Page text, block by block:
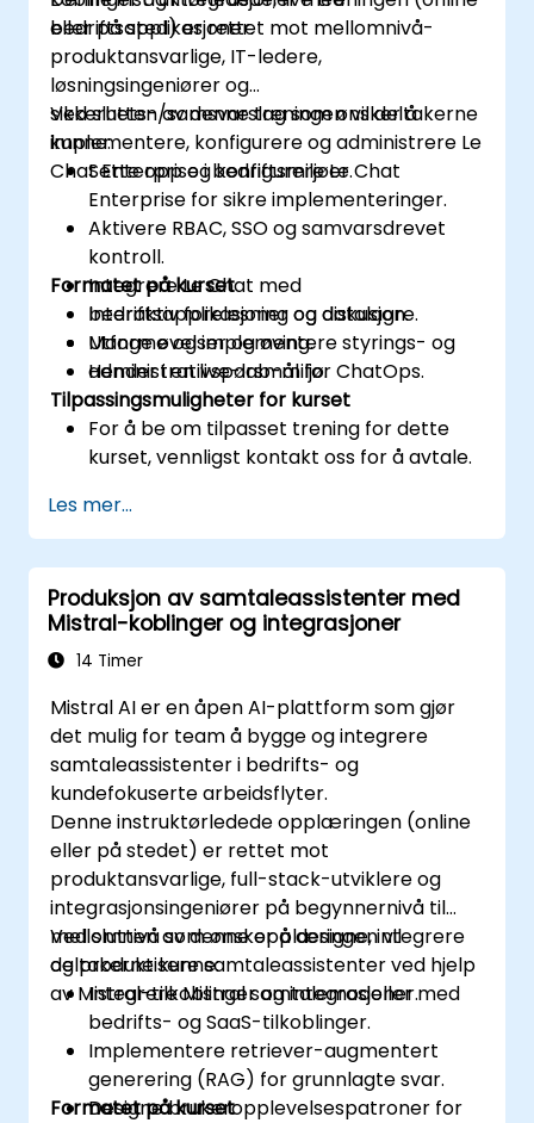
bedriftsapplikasjoner.
eller på sted) er rettet mot mellomnivå-
produktansvarlige, IT-ledere,
løsningsingeniører og
sikkerhets-/samsvarslag som ønsker å
implementere, konfigurere og administrere Le
Chat Enterprise i bedriftsmiljøer.
Ved slutten av denne treningen vil deltakerne
kunne:
Sette opp og konfigurere Le Chat
Enterprise for sikre implementeringer.
Aktivere RBAC, SSO og samvarsdrevet
kontroll.
Integrere Le Chat med
bedriftsapplikasjoner og datalagre.
Utforme og implementere styrings- og
administrativspørsmål for ChatOps.
Formatet på kurset
Interaktiv forelesning og diskusjon.
Mange øvelser og øving.
Hender i en live-lab-miljø.
Tilpassingsmuligheter for kurset
For å be om tilpasset trening for dette
kurset, vennligst kontakt oss for å avtale.
Les mer...
Produksjon av samtaleassistenter med
Mistral-koblinger og integrasjoner
14 Timer
Mistral AI er en åpen AI-plattform som gjør
det mulig for team å bygge og integrere
samtaleassistenter i bedrifts- og
kundefokuserte arbeidsflyter.
Denne instruktørledede opplæringen (online
eller på stedet) er rettet mot
produktansvarlige, full-stack-utviklere og
integrasjonsingeniører på begynnernivå til
mellomnivå som ønsker å designe, integrere
og produktisere samtaleassistenter ved hjelp
av Mistral-tilkoblinger og integrasjoner.
Ved slutten av denne opplæringen vil
deltakerne kunne:
Integrere Mistral samtalemodeller med
bedrifts- og SaaS-tilkoblinger.
Implementere retriever-augmentert
generering (RAG) for grunnlagte svar.
Designe brukeropplevelsespatroner for
Formatet på kurset